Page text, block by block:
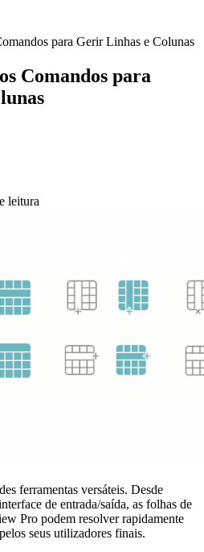
para Gerir Linhas e Colunas
Comandos para
leitura
ferramentas versáteis. Desde
de entrada/saída, as folhas de
Pro podem resolver rapidamente
seus utilizadores finais.